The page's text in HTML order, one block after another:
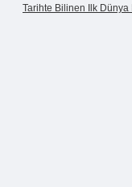
Tarihte Bilinen Ilk Dünya